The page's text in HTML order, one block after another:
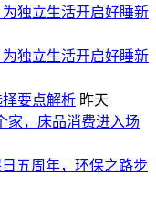
独立生活开启好睡新
独立生活开启好睡新
要点解析 昨天
家，床品消费进入场
五周年，环保之路步